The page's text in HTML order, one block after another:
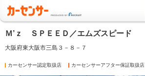
Ｍ’ｚ ＳＰＥＥＤ／エムズスピード
大阪府東大阪市三島３－８－７
カーセンサー認定取扱店 カーセンサーアフター保証取扱店